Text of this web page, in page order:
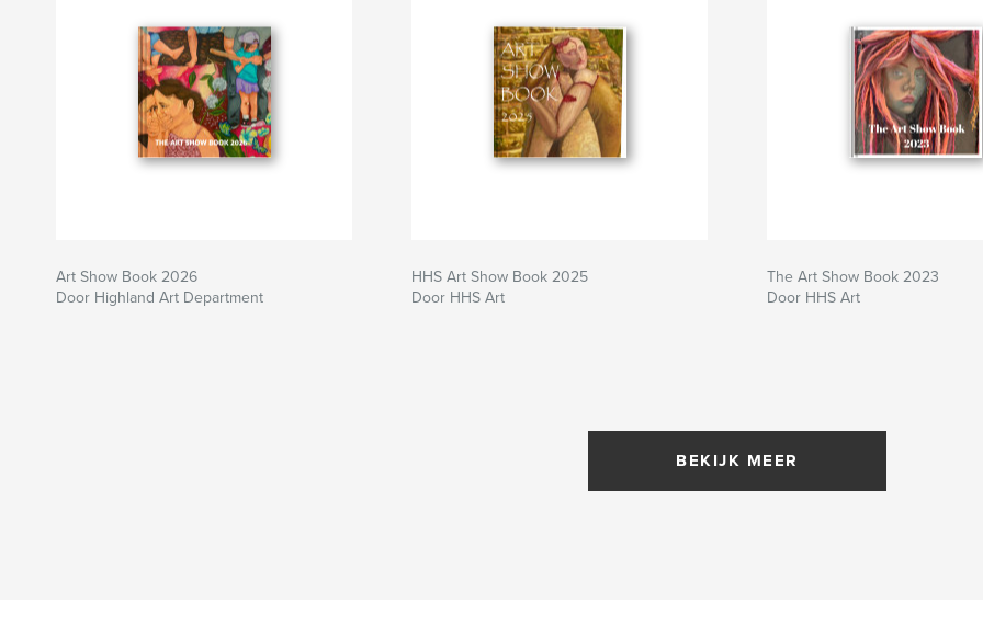
Art Show Book 2026
Door Highland Art Department
HHS Art Show Book 2025
Door HHS Art
The Art Show Book 2023
Door HHS Art
BEKIJK MEER